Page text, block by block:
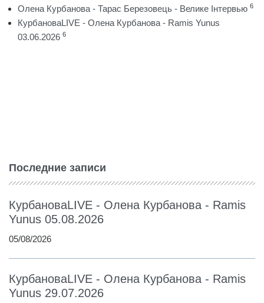
Олена Курбанова - Тарас Березовець - Велике Інтервью 6
КурбановаLIVE - Олена Курбанова - Ramis Yunus
03.06.2026 6
Последние записи
КурбановаLIVE - Олена Курбанова - Ramis
Yunus 05.08.2026
05/08/2026
КурбановаLIVE - Олена Курбанова - Ramis
Yunus 29.07.2026